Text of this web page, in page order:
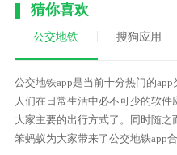
猜你喜欢
公交地铁 搜狗应用
公交地铁app是当前十分热门的
人们在日常生活中必不可少的软
大家主要的出行方式了。同时随之
笨蚂蚁为大家带来了公交地铁app